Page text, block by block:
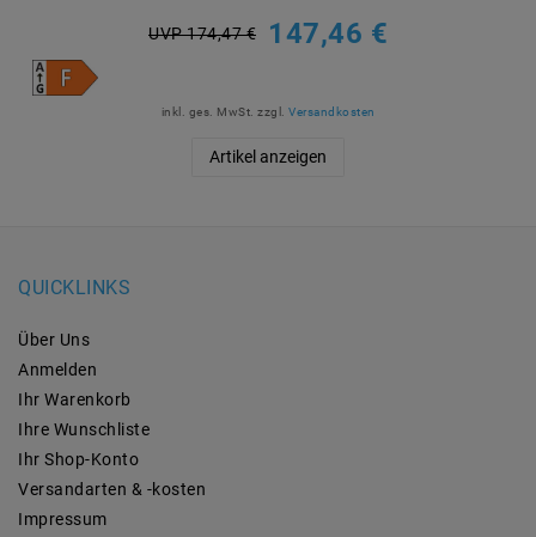
UVP 174,47 € 147,46 €
inkl. ges. MwSt. zzgl. Versandkosten
Artikel anzeigen
QUICKLINKS
Über Uns
Anmelden
Ihr Warenkorb
Ihre Wunschliste
Ihr Shop-Konto
Versandarten & -kosten
Impressum